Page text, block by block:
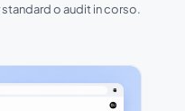
o audit in corso.